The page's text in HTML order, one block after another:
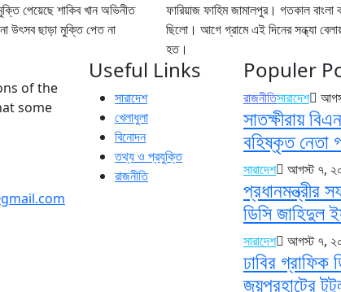
পেয়েছে শাকিব খান অভিনীত
উৎসব ছাড়া মুক্তি পেত না
ফারিয়াজ ফাহিম জামালপুর। গতকাল বাংলা
ছিলো। আগে গ্রামে এই দিনের সন্ধ্যা
হত।
of the
some
Useful Links
সারাদেশ
খেলাধুলা
বিনোদন
তথ্য ও প্রযুক্তি
রাজনীতি
Populer
রাজনীতিসারাদেশ
সাতক্ষীরায়
বহিষ্কৃত নেতা
সারাদেশ আগস্ট ৭,
প্রধানমন্ত্রীর
ডিসি জাহিদুল
সারাদেশ আগস্ট ৭,
ঢাবির গ্রাফিক
জয়পুরহাটের